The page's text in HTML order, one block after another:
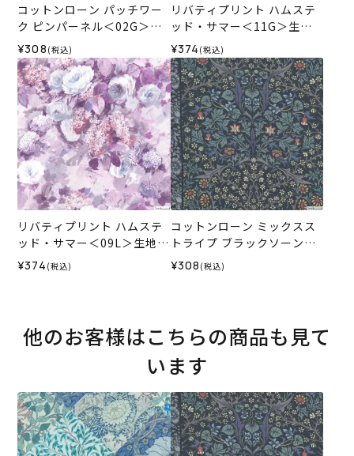
コットンローン パッチワー
ク ピンパーネル＜02G＞生
地 ホビーラホビーレデザイ
ンコレクション
¥308 (税込)
リバティプリント ハムステ
ッド・サマー＜11G＞生地
（ホビーラホビーレオリジ
ナル）2026SS
¥374 (税込)
リバティプリント ハムステ
ッド・サマー＜09L＞生地
（ホビーラホビーレオリジ
ナル）2026SS
¥374 (税込)
コットンローン ミックスス
トライプ ブラックソーン＜0
1N＞生地 ホビーラホビーレ
デザインコレクション
¥308 (税込)
他のお客様はこちらの商品も見て
います